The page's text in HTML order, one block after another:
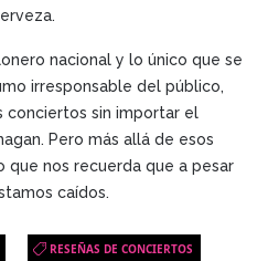
nacional y lo único que se
irresponsable del público,
conciertos sin importar el
Pero más allá de esos
nos recuerda que a pesar
caídos.
RESEÑAS DE CONCIERTOS